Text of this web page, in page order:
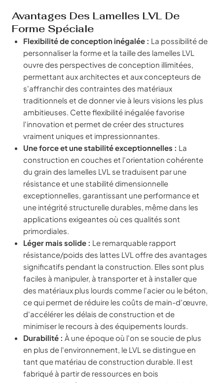
Avantages Des Lamelles LVL De
Forme Spéciale
Flexibilité de conception inégalée : La possibilité de
personnaliser la forme et la taille des lamelles LVL
ouvre des perspectives de conception illimitées,
permettant aux architectes et aux concepteurs de
s'affranchir des contraintes des matériaux
traditionnels et de donner vie à leurs visions les plus
ambitieuses. Cette flexibilité inégalée favorise
l'innovation et permet de créer des structures
vraiment uniques et impressionnantes.
Une force et une stabilité exceptionnelles : La
construction en couches et l'orientation cohérente
du grain des lamelles LVL se traduisent par une
résistance et une stabilité dimensionnelle
exceptionnelles, garantissant une performance et
une intégrité structurelle durables, même dans les
applications exigeantes où ces qualités sont
primordiales.
Léger mais solide : Le remarquable rapport
résistance/poids des lattes LVL offre des avantages
significatifs pendant la construction. Elles sont plus
faciles à manipuler, à transporter et à installer que
des matériaux plus lourds comme l'acier ou le béton,
ce qui permet de réduire les coûts de main-d'œuvre,
d'accélérer les délais de construction et de
minimiser le recours à des équipements lourds.
Durabilité : À une époque où l'on se soucie de plus
en plus de l'environnement, le LVL se distingue en
tant que matériau de construction durable. Il est
fabriqué à partir de ressources en bois